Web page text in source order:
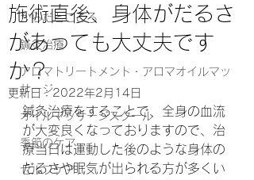
からだとこころ
鍼灸治療
アロマトリートメント・アロマオイルマッ
サージ
オイルマッサージスクール
季節のケア
セルフケア
施術直後、身体がだるさ
があっても大丈夫です
か？
更新日：2022年2月14日
鍼灸治療をすることで、全身の血流
が大変良くなっておりますので、治
療当日は運動した後のような身体の
だるさや眠気が出られる方が多くい